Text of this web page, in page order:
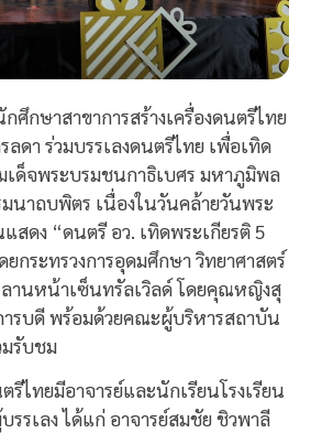
ศึกษาสาขาการสร้างเครื่องดนตรีไทย
ดา ร่วมบรรเลงดนตรีไทย เพื่อเทิด
เด็จพระบรมชนกาธิเบศร มหาภูมิพล
นาถบพิตร เนื่องในวันคล้ายวันพระ
สดง “ดนตรี อว. เทิดพระเกียรติ 5
กระทรวงการอุดมศึกษา วิทยาศาสตร์
านหน้าเซ็นทรัลเวิลด์ โดยคุณหญิงสุ
บดี พร้อมด้วยคณะผู้บริหารสถาบัน
มรับชม
รีไทยมีอาจารย์และนักเรียนโรงเรียน
รเลง ได้แก่ อาจารย์สมชัย ชิวพาลี